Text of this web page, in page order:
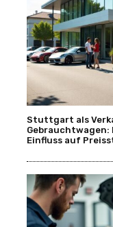
Stuttgart als
Einfluss auf